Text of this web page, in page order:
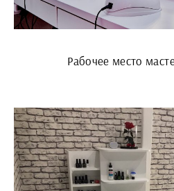
Рабочее место